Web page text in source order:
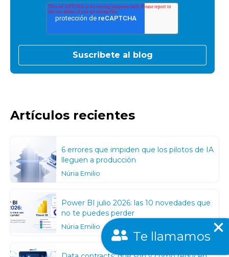
Artículos recientes
6 errores que impiden que los pilotos de IA
lleguen a producción
Núria Emilio
Power BI julio 2026: las 10 novedades que
no te puedes perder
Núria Emilio
Te llamamos